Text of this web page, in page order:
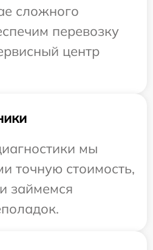
сложного
перевозку
центр
мы
точную стоимость,
займемся